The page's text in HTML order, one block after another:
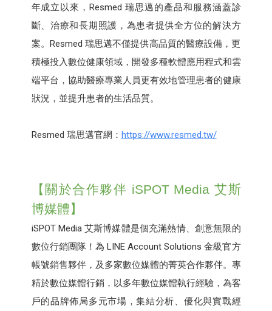
年成立以來，Resmed 瑞思邁的產品和服務涵蓋診
斷、治療和長期照護，為患者提供全方位的解決方
案。Resmed 瑞思邁不僅提供高品質的醫療設備，更
積極投入數位健康領域，開發多種軟體應用程式和雲
端平台，協助醫療專業人員更有效地管理患者的健康
狀況，並提升患者的生活品質。
Resmed 瑞思邁官網： https://www.resmed.tw/
【關於合作夥伴 iSPOT Media 艾斯
博媒體】
iSPOT Media 艾斯博媒體是個充滿熱情、創意無限的
數位行銷團隊！為 LINE Account Solutions 金級官方
帳號銷售夥伴，及多家數位媒體的菁英合作夥伴。專
精於數位媒體行銷，以多年數位媒體執行經驗，為客
戶的品牌佈局多元市場，集結分析、優化與實戰經